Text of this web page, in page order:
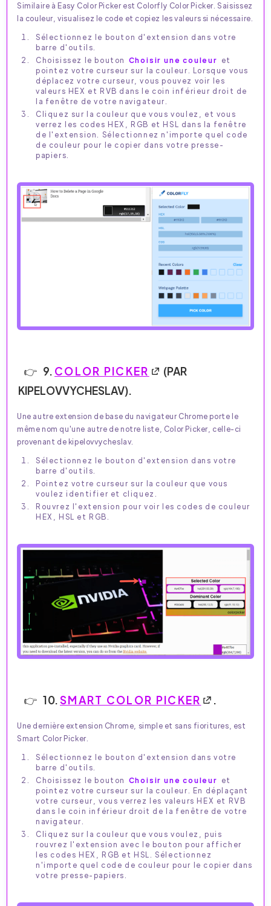
Similaire à Easy Color Picker est Colorfly Color Picker. Saisissez
la couleur, visualisez le code et copiez les valeurs si nécessaire.
Sélectionnez le bouton d'extension dans votre
barre d'outils.
Choisissez le bouton Choisir une couleur et
pointez votre curseur sur la couleur. Lorsque vous
déplacez votre curseur, vous pouvez voir les
valeurs HEX et RVB dans le coin inférieur droit de
la fenêtre de votre navigateur.
Cliquez sur la couleur que vous voulez, et vous
verrez les codes HEX, RGB et HSL dans la fenêtre
de l'extension. Sélectionnez n'importe quel code
de couleur pour le copier dans votre presse-
papiers.
9. COLOR PICKER
(PAR
KIPELOVVYCHESLAV).
Une autre extension de base du navigateur Chrome porte le
même nom qu'une autre de notre liste, Color Picker, celle-ci
provenant de kipelovvycheslav.
Sélectionnez le bouton d'extension dans votre
barre d'outils.
Pointez votre curseur sur la couleur que vous
voulez identifier et cliquez.
Rouvrez l'extension pour voir les codes de couleur
HEX, HSL et RGB.
10.SMART COLOR PICKER .
Une dernière extension Chrome, simple et sans fioritures, est
Smart Color Picker.
Sélectionnez le bouton d'extension dans votre
barre d'outils.
Choisissez le bouton Choisir une couleur et
pointez votre curseur sur la couleur. En déplaçant
votre curseur, vous verrez les valeurs HEX et RVB
dans le coin inférieur droit de la fenêtre de votre
navigateur.
Cliquez sur la couleur que vous voulez, puis
rouvrez l'extension avec le bouton pour afficher
les codes HEX, RGB et HSL. Sélectionnez
n'importe quel code de couleur pour le copier dans
votre presse-papiers.